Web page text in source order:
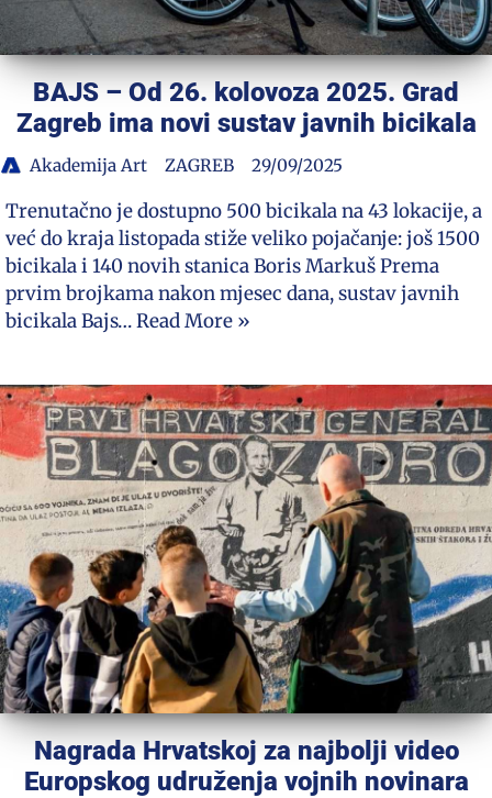
BAJS – Od 26. kolovoza 2025. Grad
Zagreb ima novi sustav javnih bicikala
Akademija Art ZAGREB 29/09/2025
Trenutačno je dostupno 500 bicikala na 43 lokacije, a
već do kraja listopada stiže veliko pojačanje: još 1500
bicikala i 140 novih stanica Boris Markuš Prema
prvim brojkama nakon mjesec dana, sustav javnih
bicikala Bajs…Read More »
Nagrada Hrvatskoj za najbolji video
Europskog udruženja vojnih novinara